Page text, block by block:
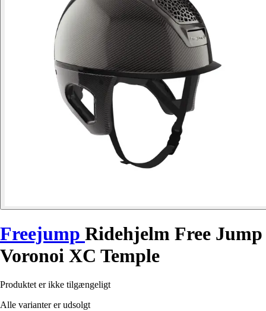
Freejump Ridehjelm Free Jump
Voronoi XC Temple
Produktet er ikke tilgængeligt
Alle varianter er udsolgt